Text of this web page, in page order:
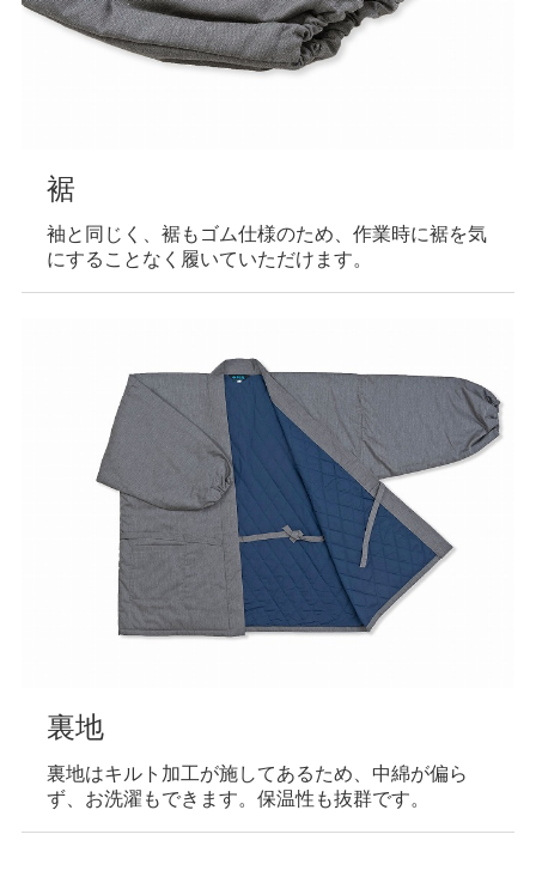
裾
袖と同じく、裾もゴム仕様のため、作業時に裾を気
にすることなく履いていただけます。
裏地
裏地はキルト加工が施してあるため、中綿が偏ら
ず、お洗濯もできます。保温性も抜群です。